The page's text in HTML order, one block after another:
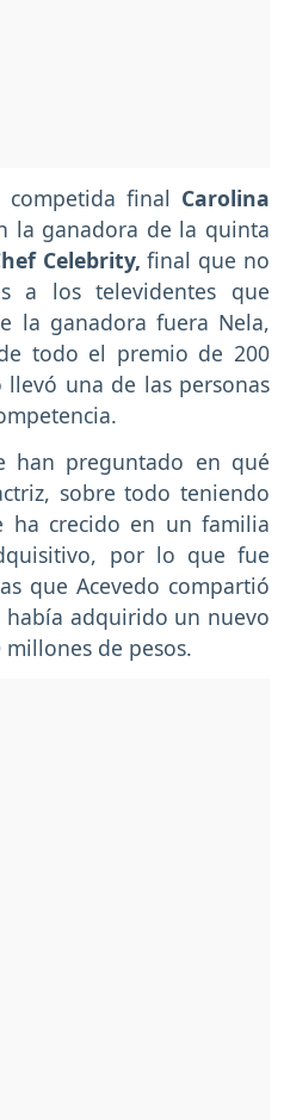
final Carolina
la ganadora de la quinta
Celebrity, final que no
a los televidentes que
la ganadora fuera Nela,
todo el premio de 200
una de las personas
han preguntado en qué
sobre todo teniendo
ha crecido en un familia
por lo que fue
que Acevedo compartió
había adquirido un nuevo
de pesos.